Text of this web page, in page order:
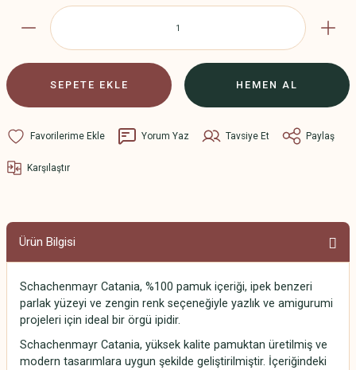
SEPETE EKLE HEMEN AL
Yorum Yaz Tavsiye Et Paylaş
Karşılaştır
Ürün Bilgisi
Schachenmayr Catania, %100 pamuk içeriği, ipek benzeri
parlak yüzeyi ve zengin renk seçeneğiyle yazlık ve amigurumi
projeleri için ideal bir örgü ipidir.
Schachenmayr Catania, yüksek kalite pamuktan üretilmiş ve
modern tasarımlara uygun şekilde geliştirilmiştir. İçeriğindeki